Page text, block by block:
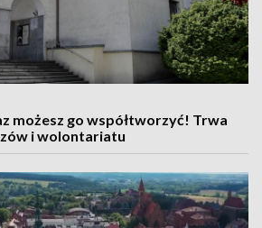
możesz go współtworzyć! Trwa
i wolontariatu